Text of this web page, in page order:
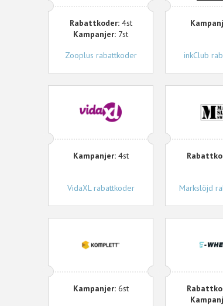
Rabattkoder:4st
Kampanjer: 7st
Zooplus rabattkoder
inkClub
Kampanjer:4st
VidaXL rabattkoder Markslöjd
Kampanjer:6st
Wheels